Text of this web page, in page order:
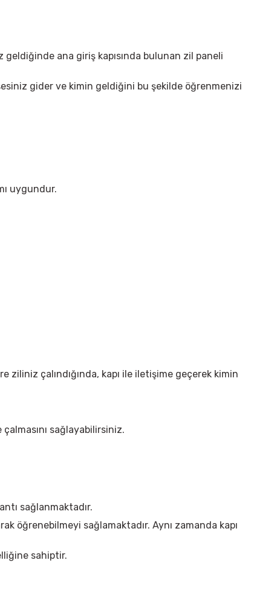
ana giriş kapısında bulunan zil paneli
gider ve kimin geldiğini bu şekilde öğrenmenizi
uygundur.
ziliniz çalındığında, kapı ile iletişime geçerek kimin
sağlayabilirsiniz.
sağlanmaktadır.
öğrenebilmeyi sağlamaktadır. Aynı zamanda kapı
sahiptir.